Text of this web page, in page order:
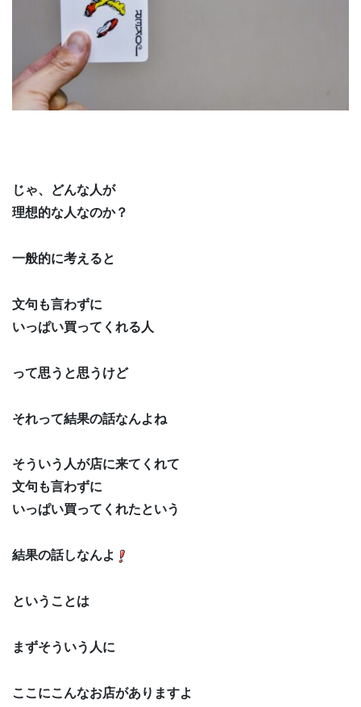
じゃ、どんな人が
理想的な人なのか？
一般的に考えると
文句も言わずに
いっぱい買ってくれる人
って思うと思うけど
それって結果の話なんよね
そういう人が店に来てくれて
文句も言わずに
いっぱい買ってくれたという
結果の話しなんよ
ということは
まずそういう人に
ここにこんなお店がありますよ